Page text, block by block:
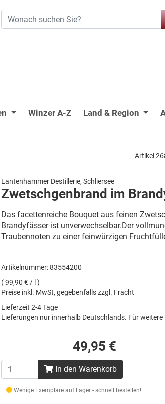
Winzer A-Z Land & Region
Artikel
Lantenhammer Destillerie, Schliersee
Zwetschgenbrand im
Das facettenreiche Bouquet aus feinen
Brandyfässer ist unverwechselbar.Der
Traubennoten zu einer feinwürzigen
Artikelnummer: 83554200
( 99,90 € / l )
Preise inkl. MwSt, gegebenfalls zzgl. Fracht
Lieferzeit 2-4 Tage
Lieferungen nur innerhalb Deutschlands. Für
49,95 €
In den Warenkorb
Wenige Exemplare auf Lager - schnell bestellen!